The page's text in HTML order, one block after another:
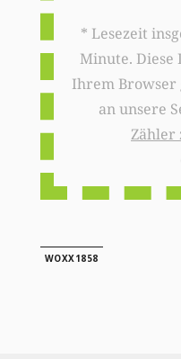
* Lesezeit
Minute.
Ihrem Browser
an unsere
Zähler
WOXX1858